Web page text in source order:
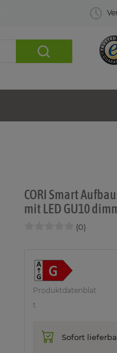
CORI Smart
mit LED GU10
(0)
Produktdatenblat
t
Sofort